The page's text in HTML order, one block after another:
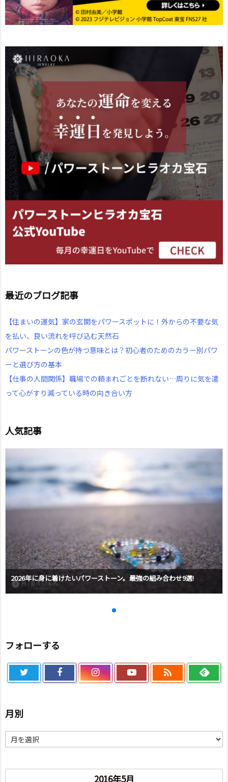
最近のブログ記事
【住まいの運気】家の玄関をパワースポットに！外からの不要な気
を払い、良い流れを呼び込む天然石
パワーストーンの色が持つ意味とは？初心者のためのカラー別パワ
ーと選び方の基本
【仕事の人間関係】職場での頼まれごとを断れない…周りに気を遣
って心がすり減っている時の向き合い方
人気記事
2026年に身に着けたいパワーストーン。最強の組み合わせ9選!
フォローする

月別
別
2016年5月